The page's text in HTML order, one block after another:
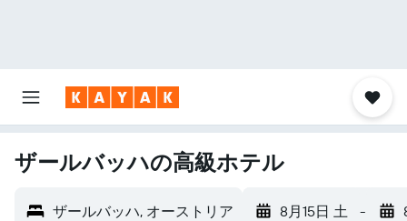
ザールバッハの高級ホテル
ザールバッハ, オーストリア 8月15日 土 -